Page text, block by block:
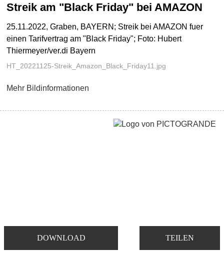
DOWNLOAD TEILEN
Streik am "Black Friday" bei AMAZON
25.11.2022, Graben, BAYERN; Streik bei AMAZON fuer
einen Tarifvertrag am "Black Friday"; Foto: Hubert
Thiermeyer/ver.di Bayern
HT_20221125-Streik_Amazon_Black_Friday11.jpg
Mehr Bildinformationen